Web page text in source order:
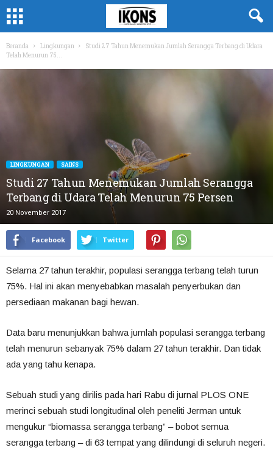
Beranda Lingkungan
Studi 27 Tahun Menemukan Jumlah Serangga Terbang di Udara
Telah Menurun 75...
LINGKUNGAN SAINS
Studi 27 Tahun Menemukan Jumlah Serangga
Terbang di Udara Telah Menurun 75 Persen
20 November 2017
Facebook Twitter
Selama 27 tahun terakhir, populasi serangga terbang telah turun
75%. Hal ini akan menyebabkan masalah penyerbukan dan
persediaan makanan bagi hewan.
Data baru menunjukkan bahwa jumlah populasi serangga terbang
telah menurun sebanyak 75% dalam 27 tahun terakhir. Dan tidak
ada yang tahu kenapa.
Sebuah studi yang dirilis pada hari Rabu di jurnal PLOS ONE
merinci sebuah studi longitudinal oleh peneliti Jerman untuk
mengukur “biomassa serangga terbang” – bobot semua
serangga terbang – di 63 tempat yang dilindungi di seluruh negeri.